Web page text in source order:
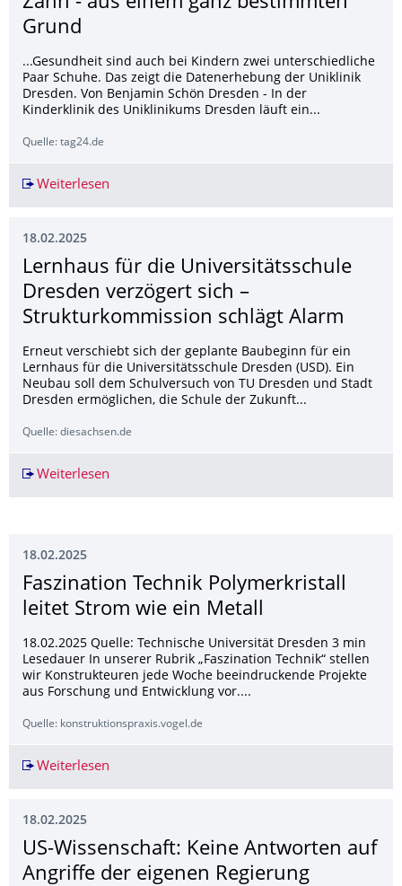
Grund
...Gesundheit sind auch bei Kindern zwei unterschiedliche
Paar Schuhe. Das zeigt die Datenerhebung der Uniklinik
Dresden. Von Benjamin Schön Dresden - In der
Kinderklinik des Uniklinikums Dresden läuft ein...
Quelle: tag24.de
Weiterlesen
18.02.2025
Lernhaus für die Universitätsschule
Dresden verzögert sich –
Strukturkommission schlägt Alarm
Erneut verschiebt sich der geplante Baubeginn für ein
Lernhaus für die Universitätsschule Dresden (USD). Ein
Neubau soll dem Schulversuch von TU Dresden und Stadt
Dresden ermöglichen, die Schule der Zukunft...
Quelle: diesachsen.de
Weiterlesen
18.02.2025
Faszination Technik Polymerkristall
leitet Strom wie ein Metall
18.02.2025 Quelle: Technische Universität Dresden 3 min
Lesedauer In unserer Rubrik „Faszination Technik“ stellen
wir Konstrukteuren jede Woche beeindruckende Projekte
aus Forschung und Entwicklung vor....
Quelle: konstruktionspraxis.vogel.de
Weiterlesen
18.02.2025
US-Wissenschaft: Keine Antworten auf
Angriffe der eigenen Regierung